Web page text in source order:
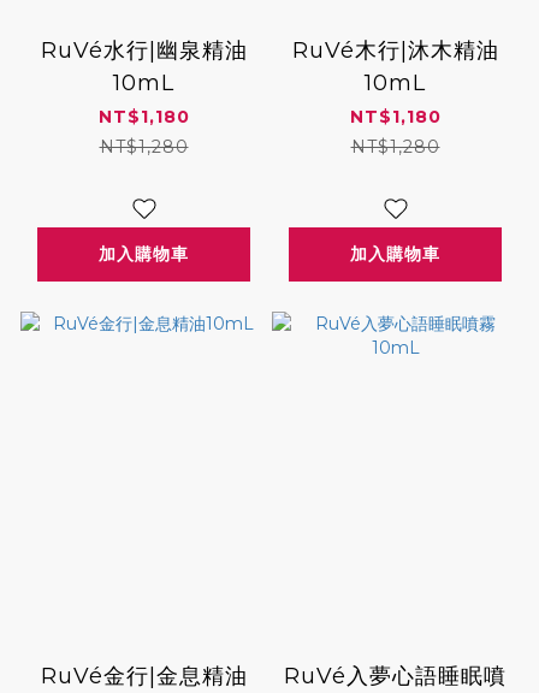
RuVé水行|幽泉精油
10mL
NT$1,180
NT$1,280
加入購物車
RuVé木行|沐木精油
10mL
NT$1,180
NT$1,280
加入購物車
RuVé金行|金息精油
RuVé入夢心語睡眠噴